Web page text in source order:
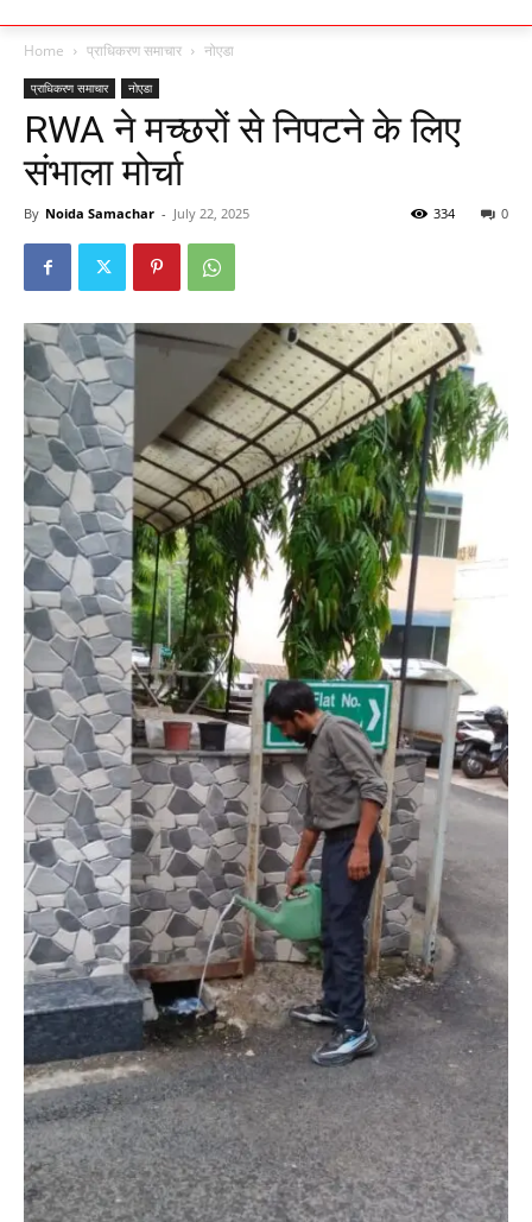
Home प्राधिकरण समाचार नोएडा
प्राधिकरण समाचार नोएडा
RWA ने मच्छरों से निपटने के लिए
संभाला मोर्चा
By Noida Samachar - July 22, 2025 0
334